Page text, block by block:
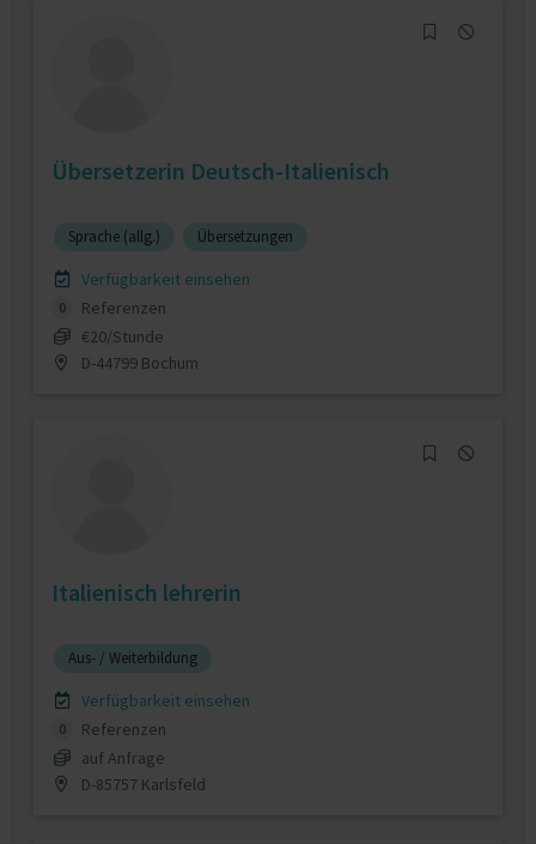
Übersetzerin Deutsch-Italienisch
Sprache (allg.) Übersetzungen
Verfügbarkeit einsehen
0
Referenzen
€20/Stunde
D-44799 Bochum
Italienisch lehrerin
Aus- / Weiterbildung
Verfügbarkeit einsehen
0
Referenzen
auf Anfrage
D-85757 Karlsfeld